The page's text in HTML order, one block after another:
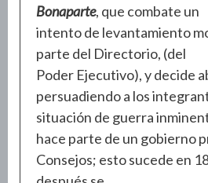
Bonaparte, que combate un
intento de levantamiento
parte del Directorio, (del
Poder Ejecutivo), y decide
persuadiendo a los
situación de guerra
hace parte de un gobierno
Consejos; esto sucede en